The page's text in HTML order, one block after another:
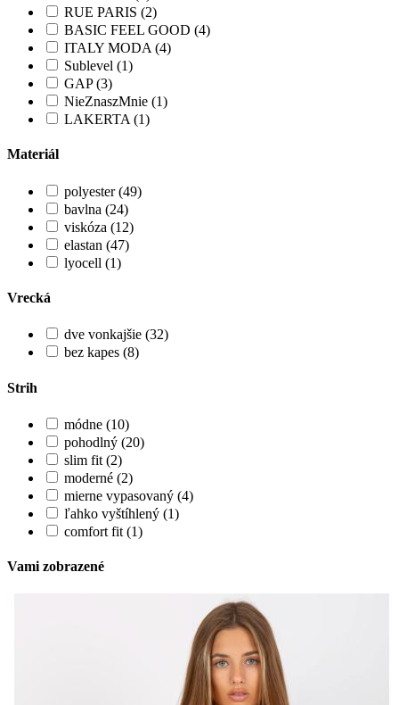
RUE PARIS (2)
BASIC FEEL GOOD (4)
ITALY MODA (4)
Sublevel (1)
GAP (3)
NieZnaszMnie (1)
LAKERTA (1)
Materiál
polyester (49)
bavlna (24)
viskóza (12)
elastan (47)
lyocell (1)
Vrecká
dve vonkajšie (32)
bez kapes (8)
Strih
módne (10)
pohodlný (20)
slim fit (2)
moderné (2)
mierne vypasovaný (4)
ľahko vyštíhlený (1)
comfort fit (1)
Vami zobrazené